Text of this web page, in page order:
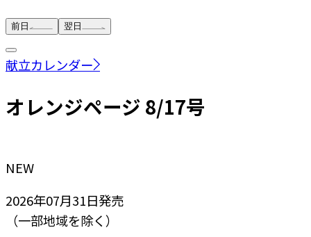
前日 翌日
献立カレンダー
オレンジページ 8/17号
NEW
2026年07月31日発売
（一部地域を除く）